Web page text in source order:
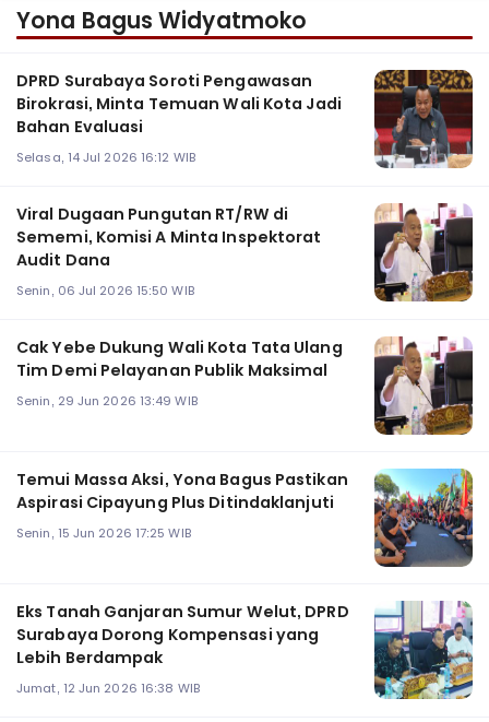
Yona Bagus Widyatmoko
‎DPRD Surabaya Soroti Pengawasan
Birokrasi, Minta Temuan Wali Kota Jadi
Bahan Evaluasi
Selasa, 14 Jul 2026 16:12 WIB
Viral Dugaan Pungutan RT/RW di
Sememi, Komisi A Minta Inspektorat
Audit Dana
Senin, 06 Jul 2026 15:50 WIB
Cak Yebe Dukung Wali Kota Tata Ulang
Tim Demi Pelayanan Publik Maksimal
Senin, 29 Jun 2026 13:49 WIB
Temui Massa Aksi, Yona Bagus Pastikan
Aspirasi Cipayung Plus Ditindaklanjuti ‎
Senin, 15 Jun 2026 17:25 WIB
Eks Tanah Ganjaran Sumur Welut, DPRD
Surabaya Dorong Kompensasi yang
Lebih Berdampak ‎
Jumat, 12 Jun 2026 16:38 WIB